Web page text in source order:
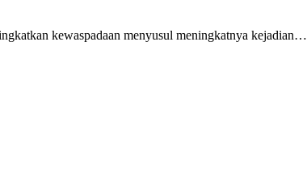
kewaspadaan menyusul meningkatnya kejadian…